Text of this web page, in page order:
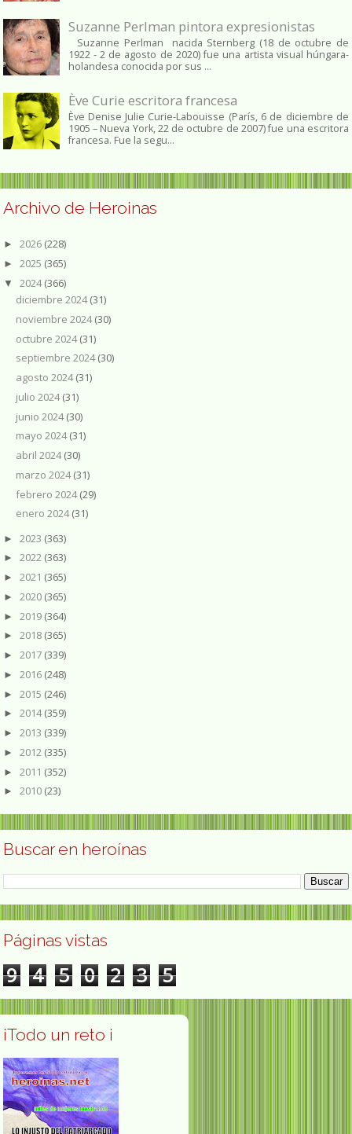
Suzanne Perlman pintora expresionistas
Suzanne Perlman nacida Sternberg (18 de octubre de
1922 - 2 de agosto de 2020) fue una artista visual húngara-
holandesa conocida por sus ...
Ève Curie escritora francesa
Ève Denise Julie Curie-Labouisse (París, 6 de diciembre de
1905 – Nueva York, 22 de octubre de 2007) fue una escritora
francesa. Fue la segu...
Archivo de Heroinas
► 2026 (228)
► 2025 (365)
▼ 2024(366)
diciembre 2024(31)
noviembre 2024(30)
octubre 2024(31)
septiembre 2024(30)
agosto 2024(31)
julio 2024(31)
junio 2024(30)
mayo 2024(31)
abril 2024(30)
marzo 2024(31)
febrero 2024(29)
enero 2024(31)
► 2023 (363)
► 2022 (363)
► 2021 (365)
► 2020 (365)
► 2019 (364)
► 2018 (365)
► 2017 (339)
► 2016 (248)
► 2015 (246)
► 2014(359)
► 2013 (339)
► 2012 (335)
► 2011 (352)
► 2010 (23)
Buscar en heroínas
Páginas vistas
9 4 5 0 2 3 5
¡Todo un reto ¡